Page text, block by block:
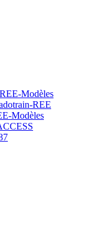
Modèles
REE
Modèles